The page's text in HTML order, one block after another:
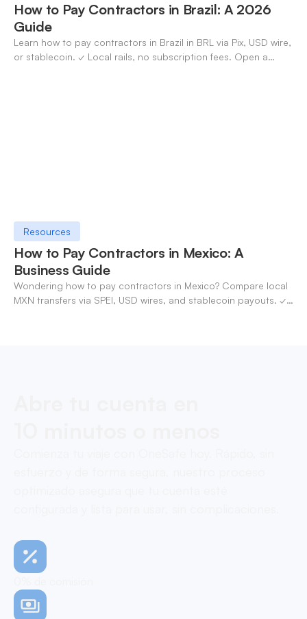
How to Pay Contractors in Brazil: A 2026
Guide
Learn how to pay contractors in Brazil in BRL via Pix, USD wire,
or stablecoin. ✓ Local rails, no subscription fees. Open a
Resources
How to Pay Contractors in Mexico: A
Business Guide
Wondering how to pay contractors in Mexico? Compare local
MXN transfers via SPEI, USD wires, and stablecoin payouts. ✓